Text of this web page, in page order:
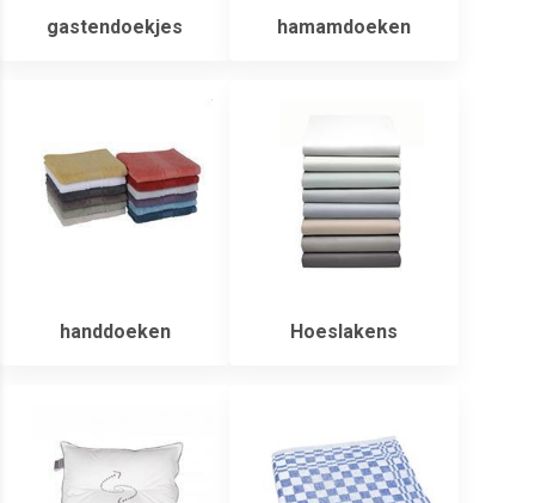
gastendoekjes hamamdoeken
handdoeken Hoeslakens